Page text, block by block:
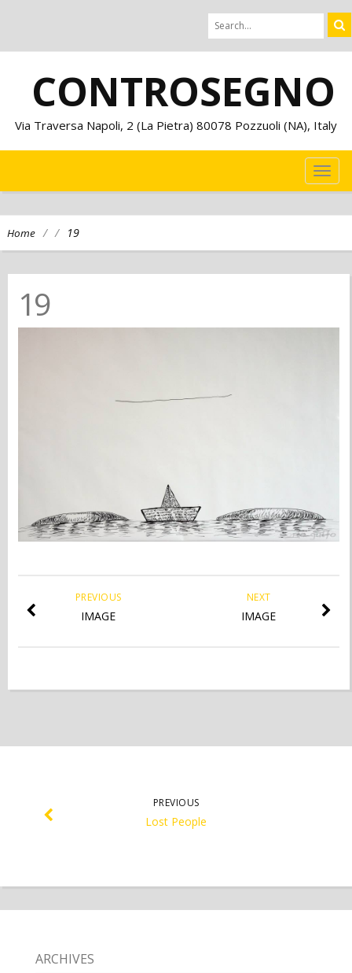
CONTROSEGNO
Via Traversa Napoli, 2 (La Pietra) 80078 Pozzuoli (NA), Italy
Home / / 19
19
NEXT
IMAGE
PREVIOUS
IMAGE
PREVIOUS
Lost People
ARCHIVES